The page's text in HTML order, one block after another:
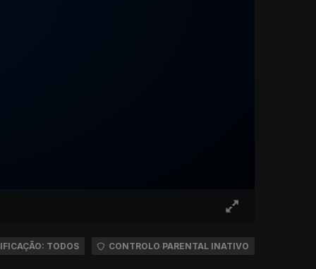
TODOS CONTROLO PARENTAL INATIVO